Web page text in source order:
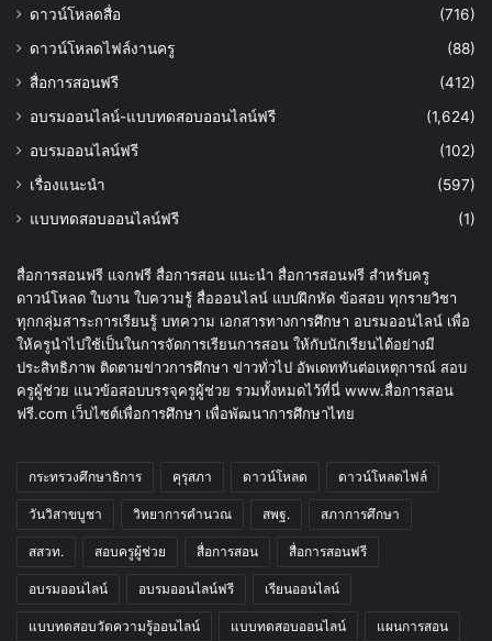
ดาวน์โหลดสื่อ
(716)
ดาวน์โหลดไฟล์งานครู
(88)
สื่อการสอนฟรี
(412)
อบรมออนไลน์-แบบทดสอบออนไลน์ฟรี
(1,624)
อบรมออนไลน์ฟรี
(102)
เรื่องแนะนำ
(597)
แบบทดสอบออนไลน์ฟรี
(1)
สื่อการสอนฟรี แจกฟรี สื่อการสอน แนะนำ สื่อการสอนฟรี สำหรับครู
ดาวน์โหลด ใบงาน ใบความรู้ สื่อออนไลน์ แบบฝึกหัด ข้อสอบ ทุกรายวิชา
ทุกกลุ่มสาระการเรียนรู้ บทความ เอกสารทางการศึกษา อบรมออนไลน์ เพื่อ
ให้ครูนำไปใช้เป็นในการจัดการเรียนการสอน ให้กับนักเรียนได้อย่างมี
ประสิทธิภาพ ติดตามข่าวการศึกษา ข่าวทั่วไป อัพเดททันต่อเหตุการณ์ สอบ
ครูผู้ช่วย แนวข้อสอบบรรจุครูผู้ช่วย รวมทั้งหมดไว้ที่นี่ www.สื่อการสอน
ฟรี.com เว็บไซต์เพื่อการศึกษา เพื่อพัฒนาการศึกษาไทย
กระทรวงศึกษาธิการ คุรุสภา ดาวน์โหลด ดาวน์โหลดไฟล์
วันวิสาขบูชา วิทยาการคำนวณ สพฐ. สภาการศึกษา
สสวท. สอบครูผู้ช่วย สื่อการสอน สื่อการสอนฟรี
อบรมออนไลน์ อบรมออนไลน์ฟรี เรียนออนไลน์
แบบทดสอบวัดความรู้ออนไลน์ แบบทดสอบออนไลน์ แผนการสอน